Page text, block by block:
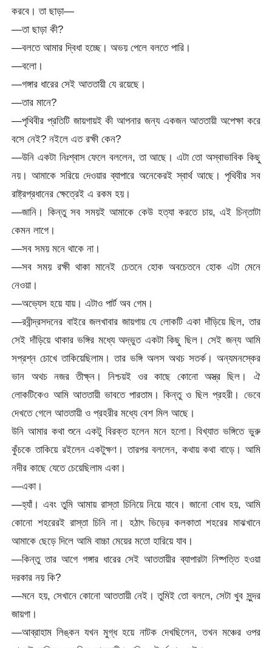
করবে। তা ছাড়া—
—তা ছাড়া কী?
—বলতে আমার দ্বিধা হচ্ছে। অভয় পেলে বলতে পারি।
—বলো।
—গঙ্গার ধারের সেই আততায়ী যে রয়েছে।
—তার মানে?
—পৃথিবীর প্রতিটি জায়গায়ই কী আপনার জন্য একজন আততায়ী অপেক্ষা করে
বসে নেই? নইলে এত রক্ষী কেন?
—উনি একটা নিঃশ্বাস ফেলে বললেন, তা আছে। এটা তো অস্বাভাবিক কিছু
নয়। আমাকে সরিয়ে দেওয়ার ব্যাপারে অনেকেরই স্বার্থ আছে। পৃথিবীর সব
রাষ্ট্রপ্রধানের ক্ষেত্রেই এ রকম হয়।
—জানি। কিন্তু সব সময়ই আমাকে কেউ হত্যা করতে চায়, এই চিন্তাটা
কেমন লাগে।
—সব সময় মনে থাকে না।
—সব সময় রক্ষী থাকা মানেই চেতনে হোক অবচেতনে হোক এটা মেনে
নেওয়া।
—অভ্যেস হয়ে যায়। এটাও পার্ট অব গেম।
—রবীন্দ্রসদনের বাইরে জলখাবার জায়গায় যে লোকটি একা দাঁড়িয়ে ছিল, তার
সেই দাঁড়িয়ে থাকার ভঙ্গির মধ্যে অদ্ভুত একটা কিছু ছিল। সেই জন্য আমি
সপ্রশ্ন চোখে তাকিয়েছিলাম। তার ভঙ্গি অলস অথচ সতর্ক। অন্যমনস্কের
ভান অথচ নজর তীক্ষ্ন। নিশ্চয়ই ওর কাছে কোনো অস্ত্র ছিল। ঐ
লোকটিকেও আমি আততায়ী ভাবতে পারতাম। কিন্তু ও ছিল প্রহরী। ভেবে
দেখতে গেলে আততায়ী ও প্রহরীর মধ্যে বেশ মিল আছে।
উনি আমার কথা শুনে একটু বিরক্ত হলেন মনে হলো। বিখ্যাত ভঙ্গিতে ভুরু
কুঁচকে তাকিয়ে রইলেন একটুক্ষণ। তারপর বললেন, কথায় কথা বাড়ে। আমি
নদীর কাছে যেতে চেয়েছিলাম একা।
—একা।
—হ্যাঁ। এবং তুমি আমায় রাস্তা চিনিয়ে নিয়ে যাবে। জানো বোধ হয়, আমি
কোনো শহরেরই রাস্তা চিনি না। হঠাৎ ভিড়ের কলকাতা শহরের মাঝখানে
আমাকে ছেড়ে দিলে আমি বাচ্চা মেয়ের মতো হারিয়ে যাব।
—কিন্তু তার আগে গঙ্গার ধারের সেই আততায়ীর ব্যাপারটা নিষ্পত্তি হওয়া
দরকার নয় কি?
—মনে হয়, সেখানে কোনো আততায়ী নেই। তুমিই তো বললে, সেটা খুব সুন্দর
জায়গা।
—আব্রাহাম লিঙ্কন যখন মুগ্ধ হয়ে নাটক দেখছিলেন, তখন মঞ্চের ওপর